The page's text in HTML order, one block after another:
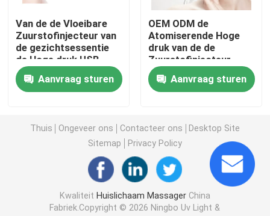
Handbediende Zuurstofinjecteur
Ultrasone Tandreinigingsmachine
Rf-Schoonheidsinstrument
De Zuiveringsinstallatie van de luchtdesinfectie
Van de de Vloeibare
Zuurstofinjecteur van
de gezichtsessentie
de Hoge druk USB
850MA
Aanvraag sturen
OEM ODM de
Atomiserende Hoge
druk van de de
Zuurstofinjecteur
140KPA van de
NevelflesAanvraag sturen
Thuis Ongeveer ons Contacteer ons
Desktop Site
Sitemap
Privacy Policy
Kwaliteit Huislichaam MassagerChina
Fabriek.Copyright © 2026 Ningbo Uv Light &